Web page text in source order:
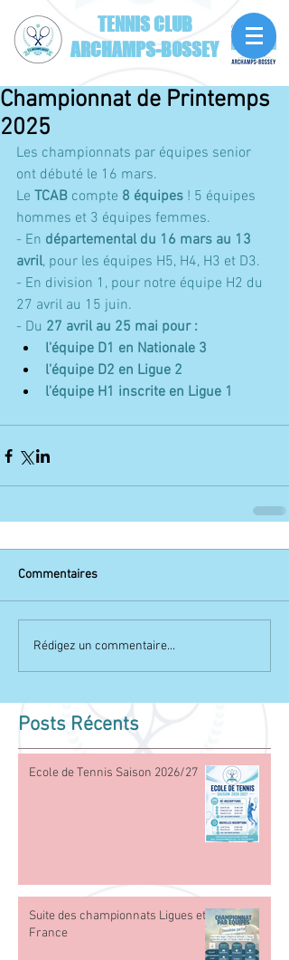
TENNIS CLUB
ARCHAMPS-BOSSEY
Championnat de Printemps
2025
Les championnats par équipes senior
ont débuté le 16 mars.
Le TCAB compte 8 équipes ! 5 équipes
hommes et 3 équipes femmes.
- En départemental du 16 mars au 13
avril, pour les équipes H5, H4, H3 et D3.
- En division 1, pour notre équipe H2 du
27 avril au 15 juin.
- Du 27 avril au 25 mai pour :
l'équipe D1 en Nationale 3
l'équipe D2 en Ligue 2
l'équipe H1 inscrite en Ligue 1​
Commentaires
Rédigez un commentaire...
Posts Récents
Ecole de Tennis Saison 2026/27
Suite des championnats Ligues et
France